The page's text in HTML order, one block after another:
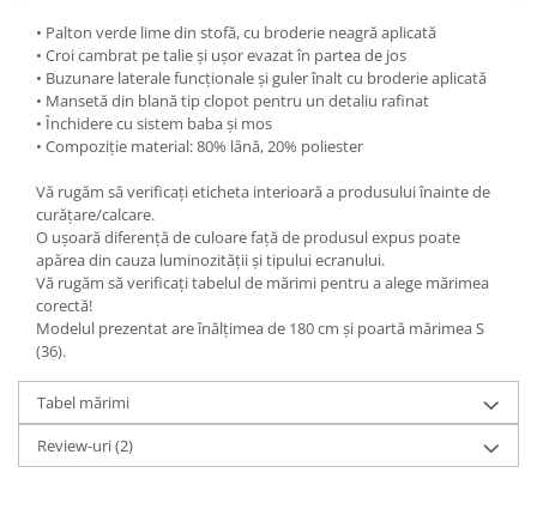
• Palton verde lime din stofă, cu broderie neagră aplicată
• Croi cambrat pe talie și ușor evazat în partea de jos
• Buzunare laterale funcționale și guler înalt cu broderie aplicată
• Mansetă din blană tip clopot pentru un detaliu rafinat
• Închidere cu sistem baba și mos
• Compoziție material: 80% lână, 20% poliester
Vă rugăm să verificați eticheta interioară a produsului înainte de
curățare/calcare.
O ușoară diferență de culoare față de produsul expus poate
apărea din cauza luminozității și tipului ecranului.
Vă rugăm să verificați tabelul de mărimi pentru a alege mărimea
corectă!
Modelul prezentat are înălțimea de 180 cm și poartă mărimea S
(36).
Tabel mărimi
Review-uri(2)